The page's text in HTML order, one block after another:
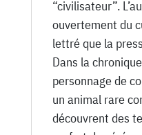
“civilisateur”.
ouvertement du
lettré que la
Dans la
personnage de
un animal rare
découvrent des